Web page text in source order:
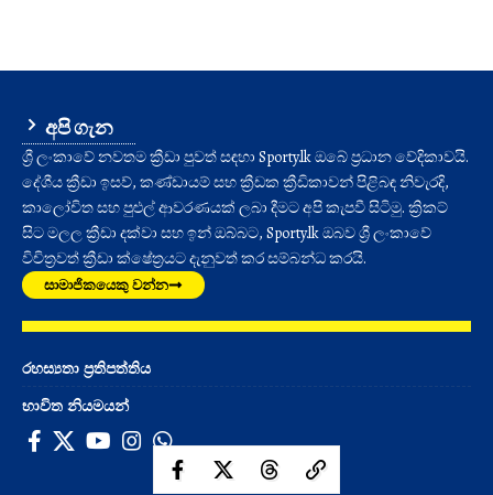
අපි ගැන
ශ්‍රී ලංකාවේ නවතම ක්‍රීඩා පුවත් සඳහා Sporty.lk ඔබේ ප්‍රධාන වේදිකාවයි.
දේශීය ක්‍රීඩා ඉසව්, කණ්ඩායම් සහ ක්‍රීඩක ක්‍රීඩිකාවන් පිළිබඳ නිවැරදි,
කාලෝචිත සහ පුළුල් ආවරණයක් ලබා දීමට අපි කැපවී සිටිමු. ක්‍රිකට්
සිට මලල ක්‍රීඩා දක්වා සහ ඉන් ඔබ්බට, Sporty.lk ඔබව ශ්‍රී ලංකාවේ
විචිත්‍රවත් ක්‍රීඩා ක්ෂේත්‍රයට දැනුවත් කර සම්බන්ධ කරයි.
සාමාජිකයෙකු වන්න
රහස්‍යතා ප්‍රතිපත්තිය
භාවිත නියමයන්